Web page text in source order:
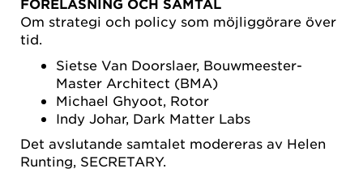
FÖRELÄSNING OCH SAMTAL
Om strategi och policy som möjliggörare över
tid.
Sietse Van Doorslaer, Bouwmeester-
Master Architect (BMA)
Michael Ghyoot, Rotor
Indy Johar, Dark Matter Labs
Det avslutande samtalet modereras av Helen
Runting, SECRETARY.